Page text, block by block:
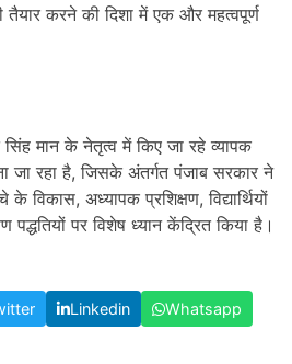
करने की दिशा में एक और महत्वपूर्ण
मान के नेतृत्व में किए जा रहे व्यापक
जा रहा है, जिसके अंतर्गत पंजाब सरकार ने
विकास, अध्यापक प्रशिक्षण, विद्यार्थियों
पर विशेष ध्यान केंद्रित किया है।
Linkedin
Whatsapp